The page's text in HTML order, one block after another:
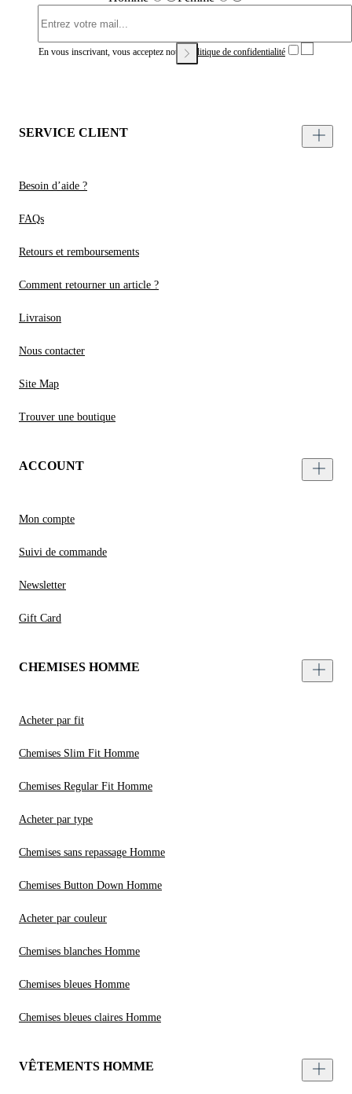
En vous inscrivant, vous acceptez notrePolitique de confidentialité
SERVICE CLIENT
Besoin d’aide ?
FAQs
Retours et remboursements
Comment retourner un article ?
Livraison
Nous contacter
Site Map
Trouver une boutique
ACCOUNT
Mon compte
Suivi de commande
Newsletter
Gift Card
CHEMISES HOMME
Acheter par fit
Chemises Slim Fit Homme
Chemises Regular Fit Homme
Acheter par type
Chemises sans repassage Homme
Chemises Button Down Homme
Acheter par couleur
Chemises blanches Homme
Chemises bleues Homme
Chemises bleues claires Homme
VÊTEMENTS HOMME